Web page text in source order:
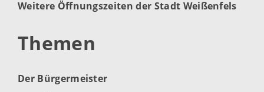
Weitere Öffnungszeiten der Stadt Weißenfels
Themen
Der Bürgermeister